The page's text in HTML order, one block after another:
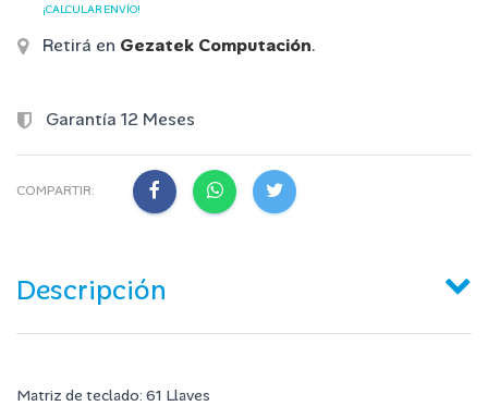
¡CALCULAR ENVÍO!
Retirá en Gezatek Computación.
Garantía 12 Meses
COMPARTIR:
Descripción
Matriz de teclado: 61 Llaves